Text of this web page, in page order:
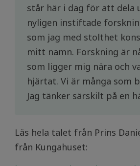
står här i dag för att dela
nyligen instiftade
som jag med stolthet
mitt namn. Forskning är
som ligger mig nära och
hjärtat. Vi är många som
Jag tänker särskilt på en
Läs hela talet från Prins
från Kungahuset: